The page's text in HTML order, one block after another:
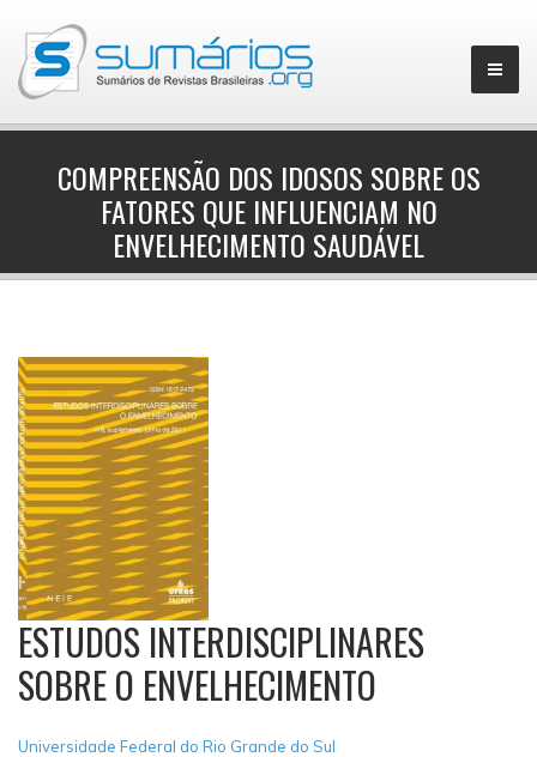
COMPREENSÃO DOS IDOSOS SOBRE OS
FATORES QUE INFLUENCIAM NO
ENVELHECIMENTO SAUDÁVEL
ESTUDOS INTERDISCIPLINARES
SOBRE O ENVELHECIMENTO
Universidade Federal do Rio Grande do Sul